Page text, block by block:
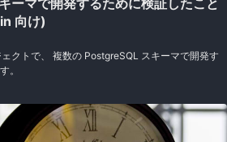
向け)
クトで、 複数の PostgreSQL スキーマで開発す
。